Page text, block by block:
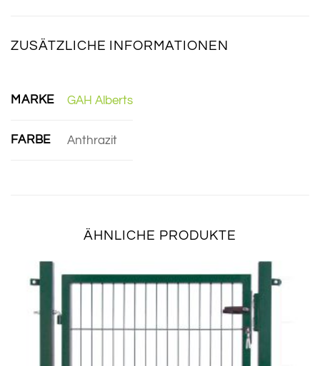
ZUSÄTZLICHE INFORMATIONEN
MARKE GAH Alberts
FARBE Anthrazit
ÄHNLICHE PRODUKTE